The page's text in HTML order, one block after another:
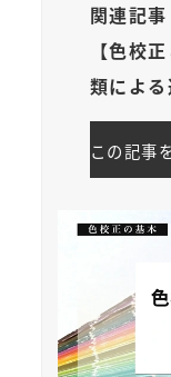
関連記事
【色校
類によ
この記事